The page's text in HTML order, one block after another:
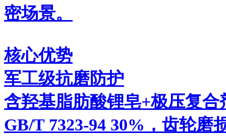
密场景。
核心优势
军工级抗磨防护
含羟基脂肪酸锂皂+极压复
GB/T 7323-94 30%，齿轮磨